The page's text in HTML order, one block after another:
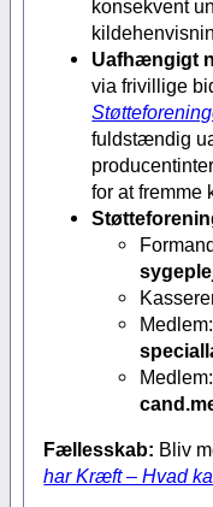
konsekvent
Uafhængigt
via frivillige
fuldstændig
for at fremme
Medlem:
Fællesskab: Bliv
har Kræft – Hvad